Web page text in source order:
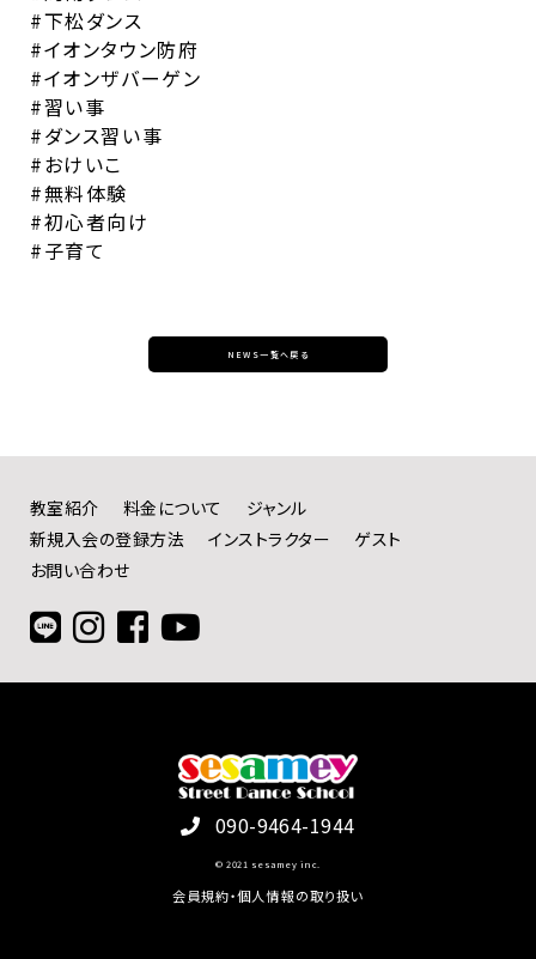
#下松ダンス
#イオンタウン防府
#イオンザバーゲン
#習い事
#ダンス習い事
#おけいこ
#無料体験
#初心者向け
#子育て
NEWS一覧へ戻る
教室紹介 料金について
ジャンル
新規入会の登録方法
インストラクター
ゲスト
お問い合わせ
090-9464-1944
© 2021 sesamey inc.
会員規約・個人情報の取り扱い